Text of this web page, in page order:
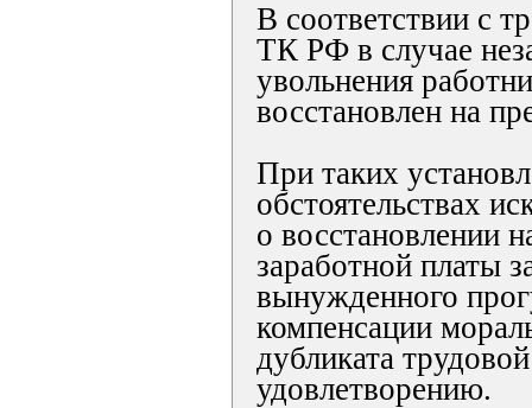
В соответствии с
ТК РФ в случае
увольнения
восстановлен на
При таких
обстоятельствах
о восстановлении
заработной платы
вынужденного
компенсации
дубликата
удовлетворению.